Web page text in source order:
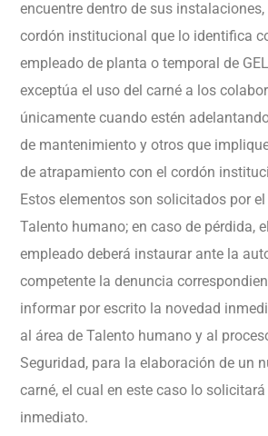
encuentre dentro de sus instalaciones,
cordón institucional que lo identifica
empleado de planta o temporal de
exceptúa el uso del carné a los
únicamente cuando estén
de mantenimiento y otros que
de atrapamiento con el cordón
Estos elementos son solicitados por el
Talento humano; en caso de pérdida, el
empleado deberá instaurar ante la
competente la denuncia
informar por escrito la novedad
al área de Talento humano y al
Seguridad, para la elaboración de un
carné, el cual en este caso lo
inmediato.